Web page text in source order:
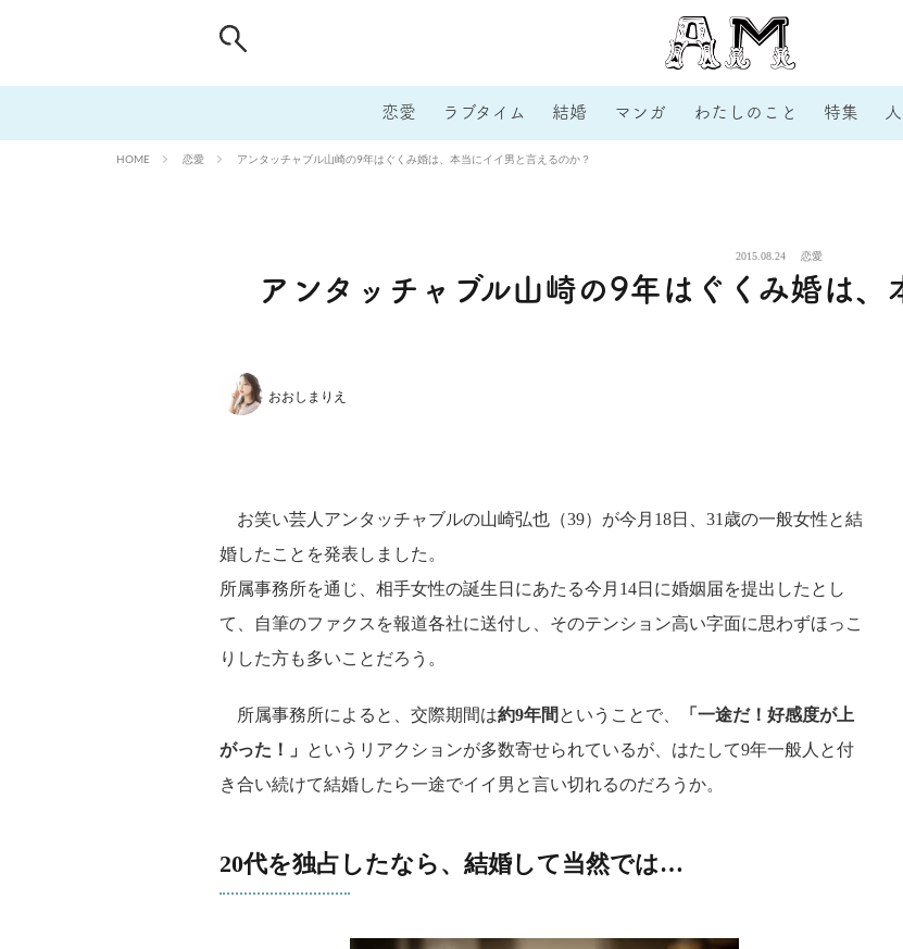
恋愛 ラブタイム 結婚 マンガ わたしのこと 特集
HOME 恋愛 アンタッチャブル山崎の9年はぐくみ婚は、本当にイイ男と言えるのか？
2015.08.24 恋愛
アンタッチャブル山崎の9年はぐくみ婚は、
おおしまりえ
お笑い芸人アンタッチャブルの山崎弘也（39）が今月18日、31歳の一般女性と結
婚したことを発表しました。
所属事務所を通じ、相手女性の誕生日にあたる今月14日に婚姻届を提出したとし
て、自筆のファクスを報道各社に送付し、そのテンション高い字面に思わずほっこ
りした方も多いことだろう。
所属事務所によると、交際期間は約9年間 ということで、
「一途だ！好感度が上
がった！」
というリアクションが多数寄せられているが、はたして9年一般人と付
き合い続けて結婚したら一途でイイ男と言い切れるのだろうか。
20代を独占したなら、結婚して当然では…